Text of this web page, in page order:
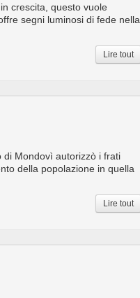
crescita, questo vuole
segni luminosi di fede nella
Lire tout
di Mondovì autorizzò i frati
della popolazione in quella
Lire tout